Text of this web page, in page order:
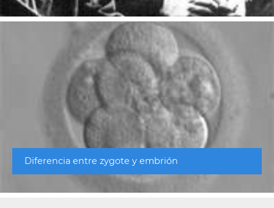
Diferencia entre zygote y embrión